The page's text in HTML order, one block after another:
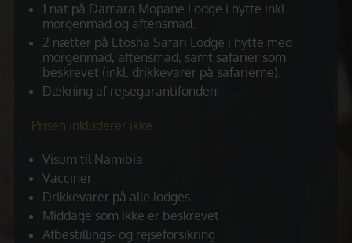
1 nat på Damara Mopane Lodge i hytte inkl.
morgenmad og aftensmad.
2 nætter på Etosha Safari Lodge i hytte med
morgenmad, aftensmad, samt safarier som
beskrevet (inkl. drikkevarer på safarierne).
Dækning af rejsegarantifonden
Prisen inkluderer ikke
Visum til Namibia
Vacciner
Drikkevarer på alle lodges
Middage som ikke er beskrevet
Afbestillings- og rejseforsikring